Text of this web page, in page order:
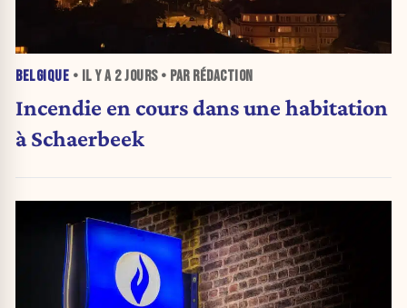
BELGIQUE • IL Y A 2 JOURS• PAR RÉDACTION
Incendie en cours dans une habitation
à Schaerbeek